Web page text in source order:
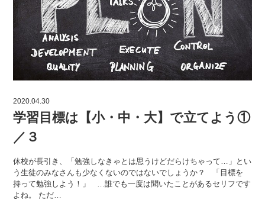
2020.04.30
学習目標は【小・中・大】で立てよう①
／３
休校が長引き、「勉強しなきゃとは思うけどだらけちゃって…」とい
う生徒のみなさんも少なくないのではないでしょうか？ 「目標を
持って勉強しよう！」 …誰でも一度は聞いたことがあるセリフです
よね。 ただ…